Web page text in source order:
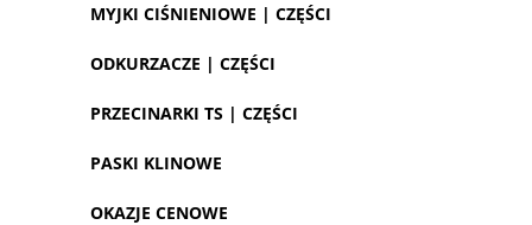
MYJKI CIŚNIENIOWE | CZĘŚCI
ODKURZACZE | CZĘŚCI
PRZECINARKI TS | CZĘŚCI
PASKI KLINOWE
OKAZJE CENOWE